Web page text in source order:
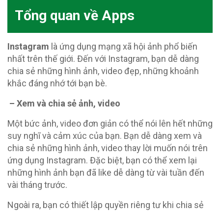
Tổng quan về Apps
Instagram là ứng dụng mạng xã hội ảnh phổ biến
nhất trên thế giới. Đến với Instagram, bạn dễ dàng
chia sẻ những hình ảnh, video đẹp, những khoảnh
khắc đáng nhớ tới bạn bè.
– Xem và chia sẻ ảnh, video
Một bức ảnh, video đơn giản có thể nói lên hết những
suy nghĩ và cảm xúc của bạn. Bạn dễ dàng xem và
chia sẻ những hình ảnh, video thay lời muốn nói trên
ứng dụng Instagram. Đặc biệt, bạn có thể xem lại
những hình ảnh bạn đã like dễ dàng từ vài tuần đến
vài tháng trước.
Ngoài ra, bạn có thiết lập quyền riêng tư khi chia sẻ